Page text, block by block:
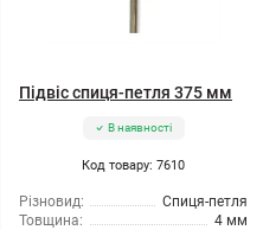
Підвіс спиця-петля 375 мм
В наявності
Код товару: 7610
Різновид:
Спиця-петля
Товщина:
4 мм